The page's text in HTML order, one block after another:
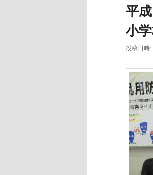
平
小
投稿日時: